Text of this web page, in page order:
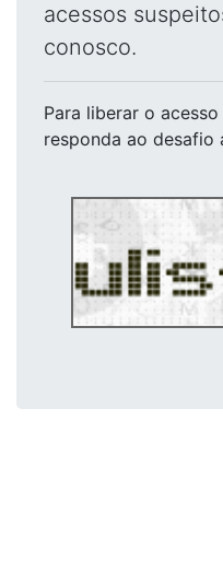
acessos
conosco.
Para liberar o acesso
responda ao desafio